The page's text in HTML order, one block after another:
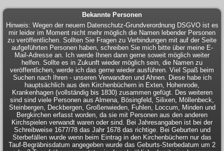
Bekannte Personen
Hinweis: Wegen der neuern Datenschutz-Grundverordnung DSGVO ist es
mir leider im Moment nicht mehr möglich die Namen lebender Personen
zu veröffentlichen. Sollten Sie Fragen zu Verbindungen mit auf der Seite
aufgeführten Personen haben, schreiben Sie mich bitte über meine E-
Mail-Adresse an. Ich werde Ihnen dann gerne soweit möglich weiter
helfen. Sollte es in Zukunft wieder möglich sein, die Namen zu
veröffentlichen, werde ich das gerne wieder ausführen. Viel Spaß beim
Suchen nach Ihren - unseren Verwandten und Ahnen. Diese habe ich
hauptsächlich aus den Kirchenbüchern in Exten, Hohenrode,
Krankenhagen (vollständig bis 1830) zusammen gefügt. Des weiteren
sind sind viele Personen aus Almena, Bösingfeld, Silixen, Möllenbeck,
Steinbergen, Deckbergen, Großenwieden, Fuhlen, Loccum, Minden und
Bergkirchen erfasst worden, da sie mit Personen aus den anderen
Kirchspielen verwandt waren oder sind. Bei Jahresangaben ist bei der
Schreibweise 1677/78 das Jahr 1678 das richtige. Bei Geburten und
Sterbefällen wurde wenn beim Eintrag in den Kirchenbüchern nur das
Tauf-Begräbnisdatum angegeben wurde das Geburts-Sterbedatum um 2